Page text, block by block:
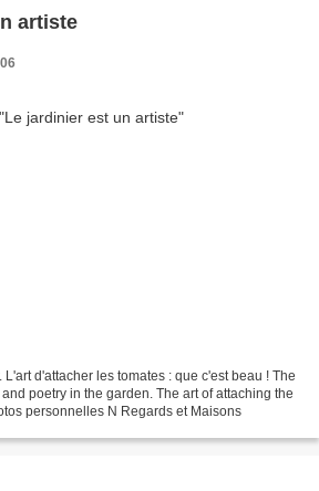
artiste
d'attacher les tomates : que c'est beau ! The
poetry in the garden. The art of attaching the
personnelles N Regards et Maisons